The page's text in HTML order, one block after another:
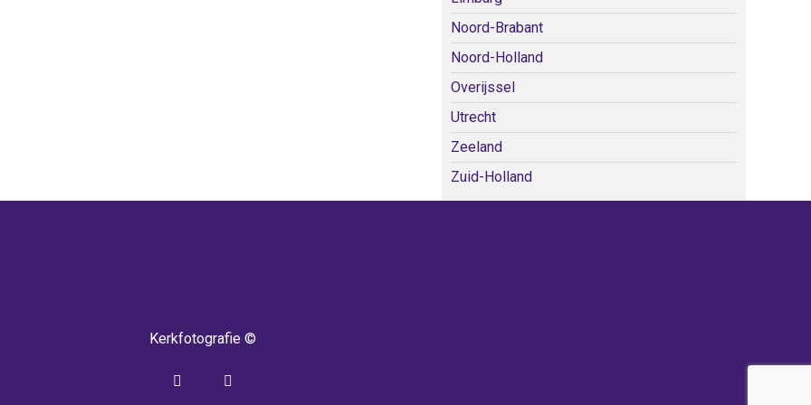
Noord-Brabant
Noord-Holland
Overijssel
Utrecht
Zeeland
Zuid-Holland
Kerkfotografie ©